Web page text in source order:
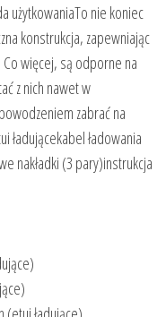
użytkowaniaTo nie koniec
konstrukcja, zapewniając
Co więcej, są odporne na
z nich nawet w
zabrać na
ładującekabel ładowania
nakładki (3 pary)instrukcja